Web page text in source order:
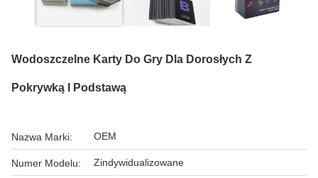
Wodoszczelne Karty Do Gry Dla Dorosłych Z
Pokrywką I Podstawą
Nazwa Marki: OEM
Numer Modelu: Zindywidualizowane